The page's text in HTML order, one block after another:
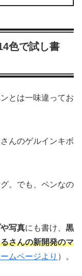
色で試し書
とは一味違ってお
んのゲルインキボ
。でも、ペンなの
写真にも書け、 黒
さんの新開発のマ
ムページより ）。